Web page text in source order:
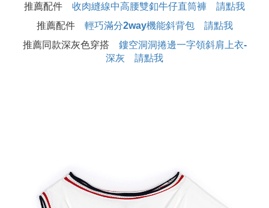
推薦配件 收肉縫線中高腰雙釦牛仔直筒褲 請點我
推薦配件 輕巧滿分2way機能斜背包 請點我
推薦同款深灰色穿搭 鏤空洞洞捲邊一字領斜肩上衣-
深灰 請點我